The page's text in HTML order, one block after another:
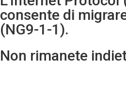
consente di
(NG9-1-1).
Non rimanete